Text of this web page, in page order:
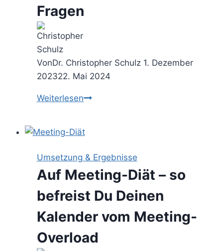
Fragen
VonDr. Christopher Schulz 1. Dezember
202322. Mai 2024
WeiterlesenAsk
nach
diesem
Buch
stellst
Du
und
bessere
Fragen
Umsetzung & Ergebnisse
Auf Meeting-Diät – so
befreist Du Deinen
Kalender vom Meeting-
Overload